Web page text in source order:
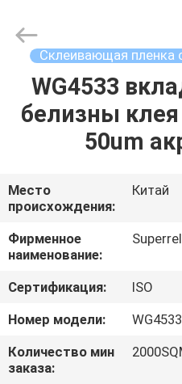
ДОМ
ПРОДУКТЫ
ВИДЕО
О
НАС
ПУТЕШЕСТВИЕ
ФАБРИКИ
TECHNOLOGY
CO,LTD.
Reserved.
Склеивающая пленка
WG4533
белизны клея
50um
Место
происхождения:
Китай
Фирменное
наименование:
Сертификация:
ISO
Номер модели:
WG4533
Количество мин
заказа: